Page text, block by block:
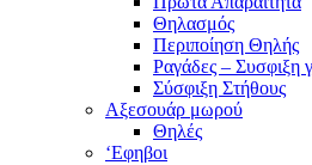
Θηλασμός
Περιποίηση Θηλής
Ραγάδες – Συσφιξη
Σύσφιξη Στήθους
Αξεσουάρ μωρού
Θηλές
‘Εφηβοι